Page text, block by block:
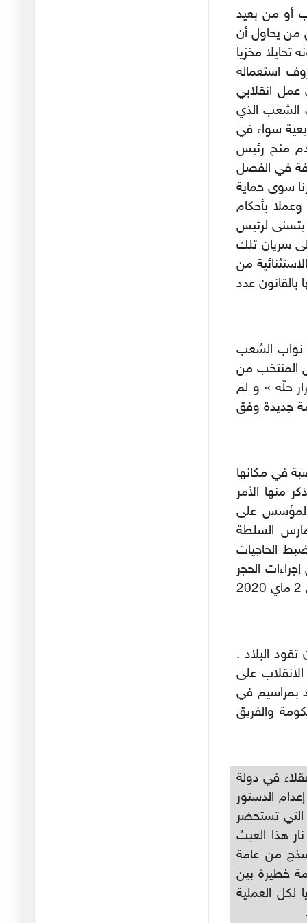
أو من بعيد
من يحاول أن
مضمونه تحايلا مخزيا
استعماله
عمل انقلابي
الشعب الذي
سواء في
او في الجلسة العامة ولا يكتفي الفصل 80 بعدم منح رئيس
في الفصل
سوى حماية
بأحكام
يتسنى لرئيس
سريان تلك
من
بالقانون عدد
نواب الشعب
المنتخب من
حلّه » و لم
جديدة وفق
الفصل 80 وظلت القصبة في مكانها
منها الأمر
عدد 156 لسنة 2020 المؤرخ في 22 مارس 2020 المؤسس على
السلطة
العامة و يتعلق الأمر الحكومي عدد 156 لسنة 2020 بضبط الحاجيات
الحجر
الصحي الشامل و الأمر الحكومي عدد 208 لسنة 2020 المؤرخ في 2 ماي 2020
البلاد .
الانقلاب على
بمراسيم في
والفريق
في دولة
الدستور
تستحضر
هذا العبث
من عامة
تحكمه أزمة خطيرة بين
لكل العملية